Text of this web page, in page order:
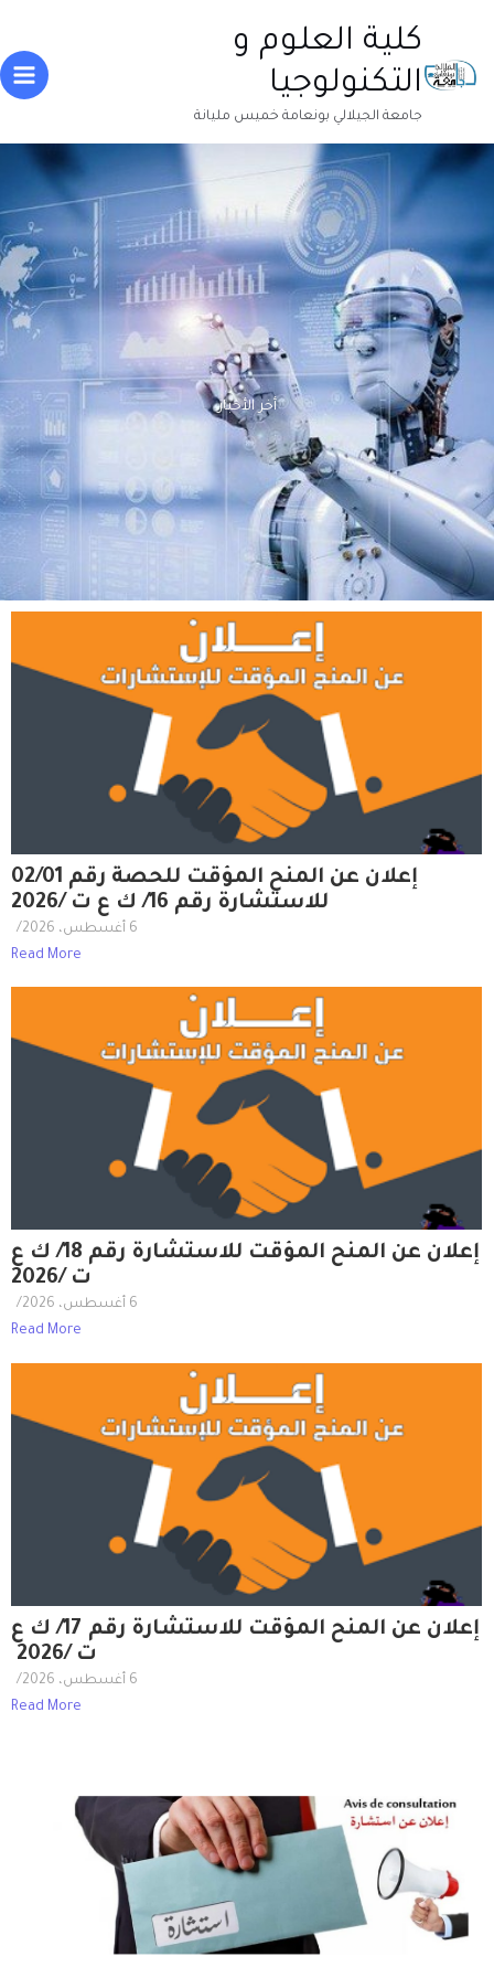
المحتوى
كلية العلوم و
التكنولوجيا
جامعة الجيلالي بونعامة خميس مليانة
أخر الأخبار
إعلان عن المنح المؤقت للحصة رقم 02/01
للاستشارة رقم 16/ ك ع ت /2026
6 أغسطس، 2026
/
Read More
إعلان عن المنح المؤقت للاستشارة رقم 18/ ك ع
ت /2026
6 أغسطس، 2026
/
Read More
إعلان عن المنح المؤقت للاستشارة رقم 17/ ك ع
ت /2026
6 أغسطس، 2026
/
Read More